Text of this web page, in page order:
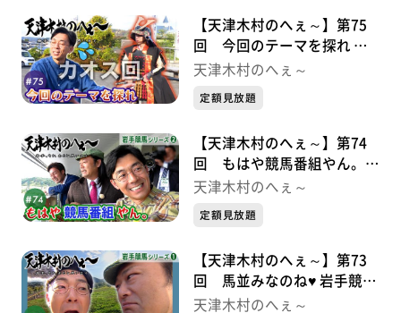
【天津木村のへぇ～】第75
回 今回のテーマを探れ 九
戸政実シリーズ➀
天津木村のへぇ～
定額見放題
【天津木村のへぇ～】第74
回 もはや競馬番組やん。
岩手競馬シリーズ②
天津木村のへぇ～
定額見放題
【天津木村のへぇ～】第73
回 馬並みなのね♥ 岩手競馬
シリーズ➀
天津木村のへぇ～